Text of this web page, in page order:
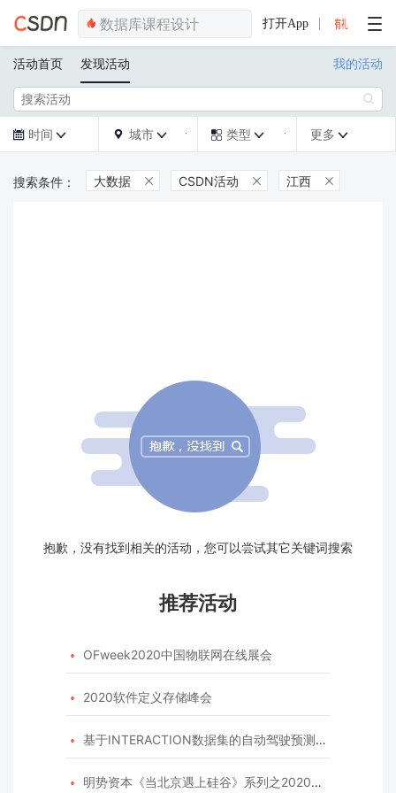
打开App
活动首页 发现活动 我的活动

 时间   城市   类型  更多 
大数据  CSDN活动  江西 
抱歉，没有找到相关的活动，您可以尝试其它关键词搜索
推荐活动
 OFweek2020中国物联网在线展会
 2020软件定义存储峰会
 基于INTERACTION数据集的自动驾驶预测模型挑战赛
 明势资本《当北京遇上硅谷》系列之2020年度开源峰会